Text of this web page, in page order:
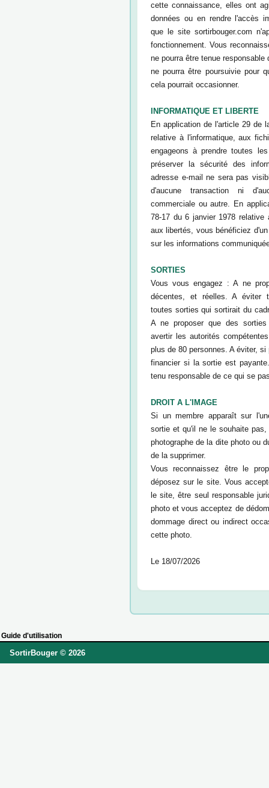
cette connaissance, elles ont
données ou en rendre l'accès
que le site sortirbouger.com
fonctionnement. Vous
ne pourra être tenue
ne pourra être poursuivie pour
cela pourrait occasionner.
INFORMATIQUE ET LIBERTE
En application de l'article 29 de
relative à l'informatique, aux
engageons à prendre toutes
préserver la sécurité des
adresse e-mail ne sera pas
d'aucune transaction ni
commerciale ou autre. En
78-17 du 6 janvier 1978
aux libertés, vous bénéficiez
sur les informations
SORTIES
Vous vous engagez : A ne
décentes, et réelles. A éviter
toutes sorties qui sortirait du
A ne proposer que des sorties
avertir les autorités
plus de 80 personnes. A éviter,
financier si la sortie est
tenu responsable de ce qui se
DROIT A L'IMAGE
Si un membre apparaît sur
sortie et qu'il ne le souhaite
photographe de la dite photo ou
de la supprimer.
Vous reconnaissez être le
déposez sur le site. Vous
le site, être seul responsable
photo et vous acceptez de
dommage direct ou indirect
cette photo.
Le 18/07/2026
Guide d'utilisation
SortirBouger © 2026